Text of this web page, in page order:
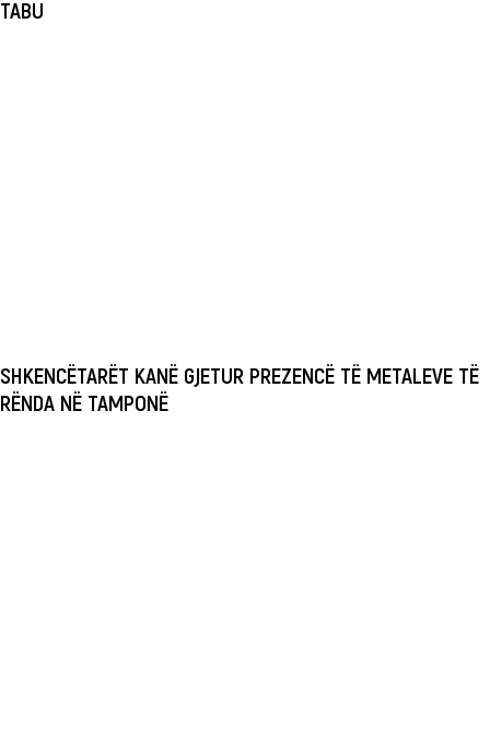
TABU
SHKENCËTARËT KANË GJETUR PREZENCË TË METALEVE TË
RËNDA NË TAMPONË